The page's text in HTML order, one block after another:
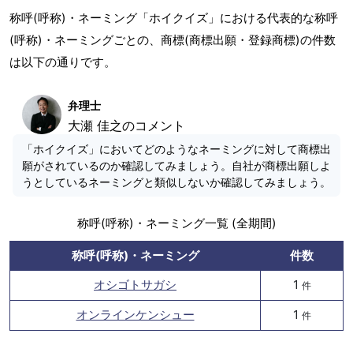
称呼(呼称)・ネーミング「ホイクイズ」における代表的な称呼
(呼称)・ネーミングごとの、商標(商標出願・登録商標)の件数
は以下の通りです。
弁理士
大瀬 佳之のコメント
「ホイクイズ」においてどのようなネーミングに対して商標出
願がされているのか確認してみましょう。自社が商標出願しよ
うとしているネーミングと類似しないか確認してみましょう。
称呼(呼称)・ネーミング一覧 (全期間)
称呼(呼称)・ネーミング
件数
オシゴトサガシ
1 件
オンラインケンシュー 1 件